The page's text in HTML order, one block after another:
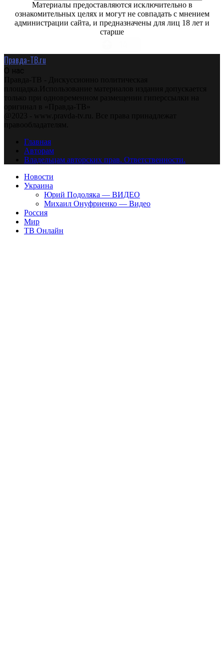
Материалы предоставляются исключительно в
ознакомительных целях и могут не совпадать с мнением
администрации сайта, и предназначены для лиц 18 лет и
старше
Правда-ТВ.ru
О нас
Правда-ТВ - Дискуссионно политическая
площадка.Использование материалов издания допускается
только при одновременном размещении гиперссылки на
оригинал в «Правда-ТВ»
@2023 - www.pravda-tv.ru. Все права принадлежат
правообладателям.
Главная
Авторам
Владельцам авторских прав. Ответственности.
Новости
Украина
Юрий Подоляка — ВИДЕО
Михаил Онуфриенко — Видео
Россия
Мир
ТВ Онлайн